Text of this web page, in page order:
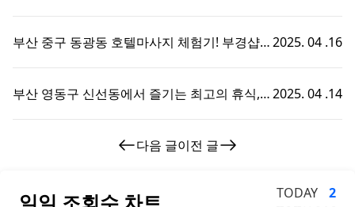
부산 중구 동광동 호텔마사지 체험기! 부경샵에2025. 04 .16
부산 영동구 신선동에서 즐기는 최고의 휴식,
2025. 04 .14
다음 글이전 글
일일 조회수 차트 TODAY
2